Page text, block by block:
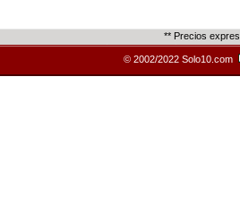
** Precios
© 2002/2022 Solo10.com